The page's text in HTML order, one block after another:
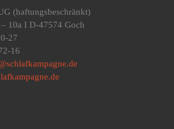
(haftungsbeschränkt)
10a I D-47574 Goch
27
16